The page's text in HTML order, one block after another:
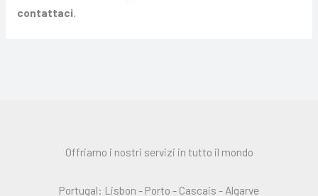
contattaci.
Offriamo i nostri servizi in tutto il mondo
Portugal: Lisbon - Porto - Cascais - Algarve